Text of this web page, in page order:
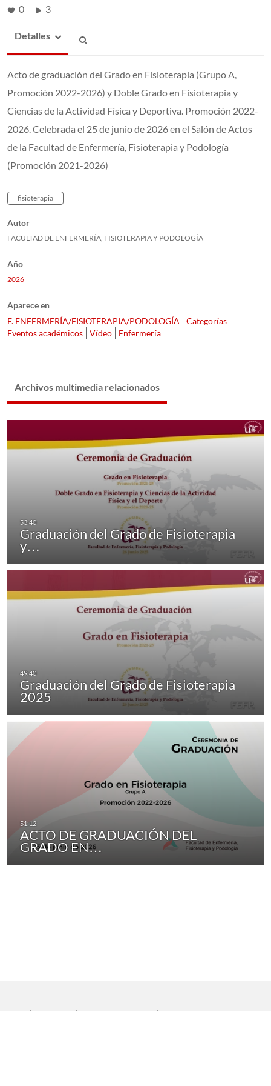
0 3
Detalles
Acto de graduación del Grado en Fisioterapia (Grupo A,
Promoción 2022-2026) y Doble Grado en Fisioterapia y
Ciencias de la Actividad Física y Deportiva. Promoción 2022-
2026. Celebrada el 25 de junio de 2026 en el Salón de Actos
de la Facultad de Enfermería, Fisioterapia y Podología
(Promoción 2021-2026)
fisioterapia
Autor
FACULTAD DE ENFERMERÍA, FISIOTERAPIA Y PODOLOGÍA
Año
2026
Aparece en
F. ENFERMERÍA/FISIOTERAPIA/PODOLOGÍA
Categorías
Eventos académicos
Vídeo Enfermería
Archivos multimedia relacionados
Graduación del Grado de Fisioterapia
y…
Graduación del Grado de Fisioterapia
2025
ACTO DE GRADUACIÓN DEL
GRADO EN…
| | |